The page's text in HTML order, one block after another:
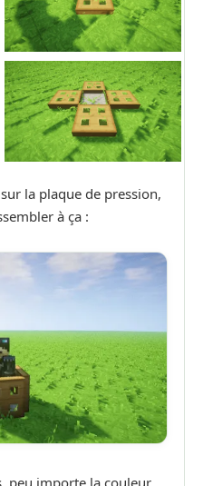
la plaque de pression,
à ça :
peu importe la couleur,